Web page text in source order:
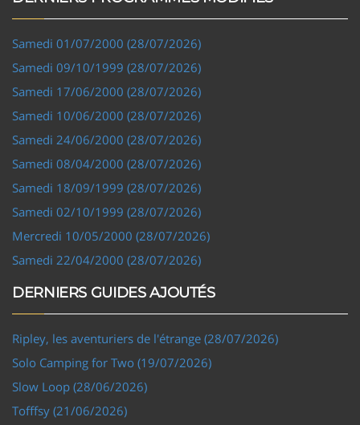
Samedi 01/07/2000 (28/07/2026)
Samedi 09/10/1999 (28/07/2026)
Samedi 17/06/2000 (28/07/2026)
Samedi 10/06/2000 (28/07/2026)
Samedi 24/06/2000 (28/07/2026)
Samedi 08/04/2000 (28/07/2026)
Samedi 18/09/1999 (28/07/2026)
Samedi 02/10/1999 (28/07/2026)
Mercredi 10/05/2000 (28/07/2026)
Samedi 22/04/2000 (28/07/2026)
DERNIERS GUIDES AJOUTÉS
Ripley, les aventuriers de l'étrange (28/07/2026)
Solo Camping for Two (19/07/2026)
Slow Loop (28/06/2026)
Tofffsy (21/06/2026)